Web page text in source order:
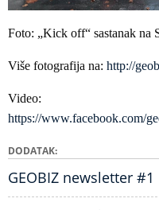
Foto: „Kick off“ sastanak na
Više fotografija na: http://
Video:
https://www.facebook.com/
DODATAK
GEOBIZ newsletter #1